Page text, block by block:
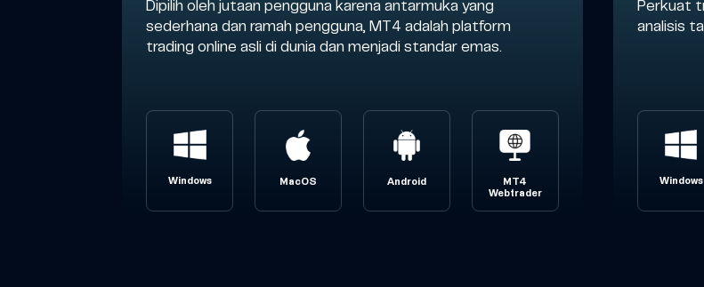
Dipilih oleh jutaan pengguna karena antarmuka yang
sederhana dan ramah pengguna, MT4 adalah platform
trading online asli di dunia dan menjadi standar emas.
Windows MacOS Android
MT4
Webtrader
Perkuat
analisis
Windows